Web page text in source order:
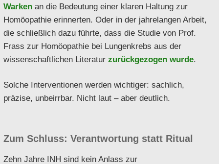
Warken an die Bedeutung einer klaren Haltung zur
Homöopathie erinnerten. Oder in der jahrelangen Arbeit,
die schließlich dazu führte, dass die Studie von Prof.
Frass zur Homöopathie bei Lungenkrebs aus der
wissenschaftlichen Literatur zurückgezogen wurde.
Solche Interventionen werden wichtiger: sachlich,
präzise, unbeirrbar. Nicht laut – aber deutlich.
Zum Schluss: Verantwortung statt Ritual
Zehn Jahre INH sind kein Anlass zur